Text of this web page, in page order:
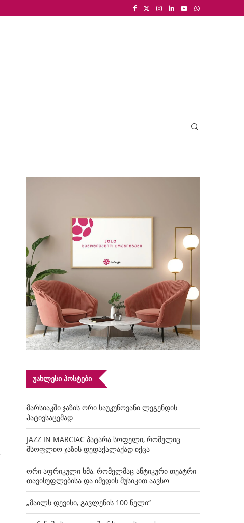
ᲣᲐᲮᲚᲔᲡᲘ ᲞᲝᲡᲢᲔᲑᲘ
მარსიაკში ჯაზის ორი საუკუნოვანი ლეგენდის
პატივსაცემად
JAZZ IN MARCIAC პატარა სოფელი, რომელიც
მსოფლიო ჯაზის დედაქალაქად იქცა
ორი აფრიკული ხმა, რომელმაც ანტიკური თეატრი
თავისუფლებისა და იმედის მუსიკით აავსო
„მაილს დევისი, გავლენის 100 წელი“